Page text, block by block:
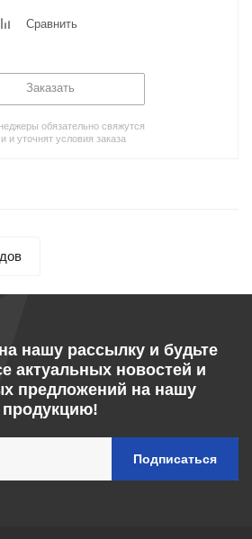
Сравнить
Заказать
обязательно свяжутся
и уточнят условия заказа
нашу рассылку и будьте
актуальных новостей и
предложений на нашу
продукцию!